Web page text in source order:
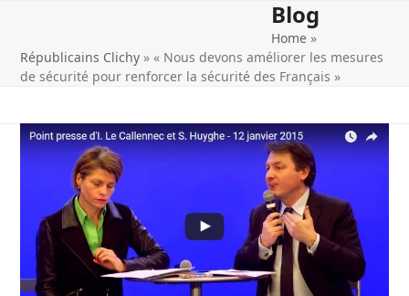
content
menu
menu
Blog
Home »
Républicains Clichy »« Nous devons améliorer les mesures
de sécurité pour renforcer la sécurité des Français »